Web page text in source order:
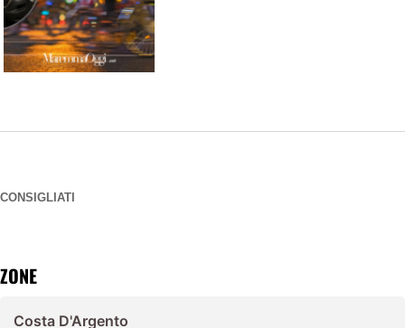
CONSIGLIATI
ZONE
Costa D'Argento